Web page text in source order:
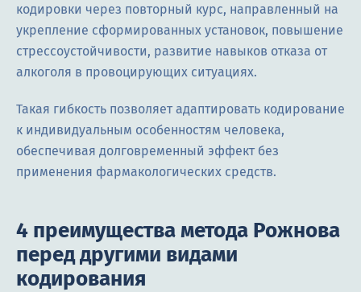
кодировки через повторный курс, направленный на
укрепление сформированных установок, повышение
стрессоустойчивости, развитие навыков отказа от
алкоголя в провоцирующих ситуациях.
Такая гибкость позволяет адаптировать кодирование
к индивидуальным особенностям человека,
обеспечивая долговременный эффект без
применения фармакологических средств.
4 преимущества метода Рожнова
перед другими видами
кодирования